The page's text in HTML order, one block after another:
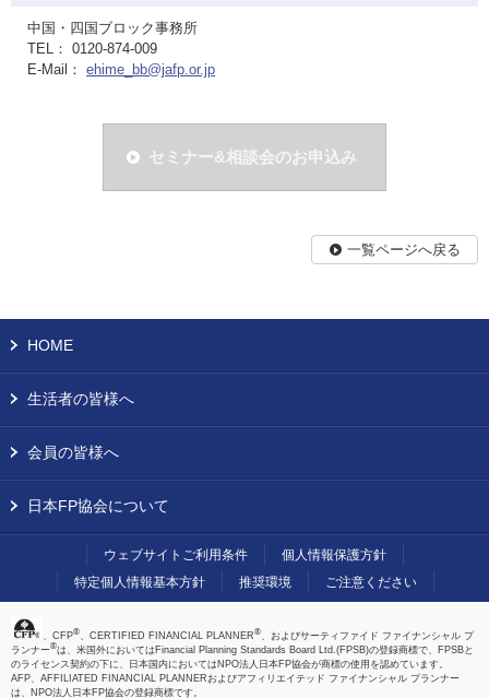
中国・四国ブロック事務所
TEL： 0120-874-009
E-Mail： ehime_bb@jafp.or.jp
セミナー&相談会のお申込み
一覧ページへ戻る
HOME
生活者の皆様へ
会員の皆様へ
日本FP協会について
ウェブサイトご利用条件
個人情報保護方針
特定個人情報基本方針
推奨環境 ご注意ください
、CFP®、CERTIFIED FINANCIAL PLANNER®、およびサーティファイド ファイナンシャル プ
ランナー®は、米国外においてはFinancial Planning Standards Board Ltd.(FPSB)の登録商標で、FPSBと
のライセンス契約の下に、日本国内においてはNPO法人日本FP協会が商標の使用を認めています。
AFP、AFFILIATED FINANCIAL PLANNERおよびアフィリエイテッド ファイナンシャル プランナー
は、NPO法人日本FP協会の登録商標です。